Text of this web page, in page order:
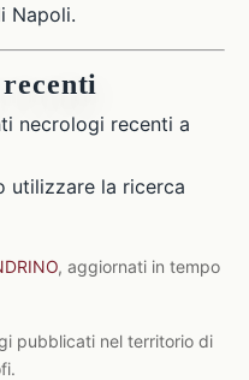
Napoli.
necrologi recenti a
utilizzare la ricerca
, aggiornati in tempo
pubblicati nel territorio di